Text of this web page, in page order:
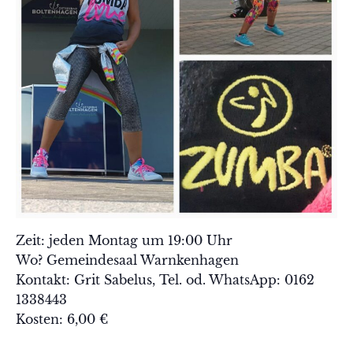
Zeit: jeden Montag um 19:00 Uhr
Wo? Gemeindesaal Warnkenhagen
Kontakt: Grit Sabelus, Tel. od. WhatsApp: 0162
1338443
Kosten: 6,00 €